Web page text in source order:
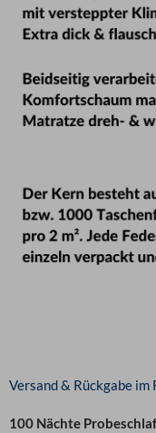
Versand & Rückgabe im
100 Nächte